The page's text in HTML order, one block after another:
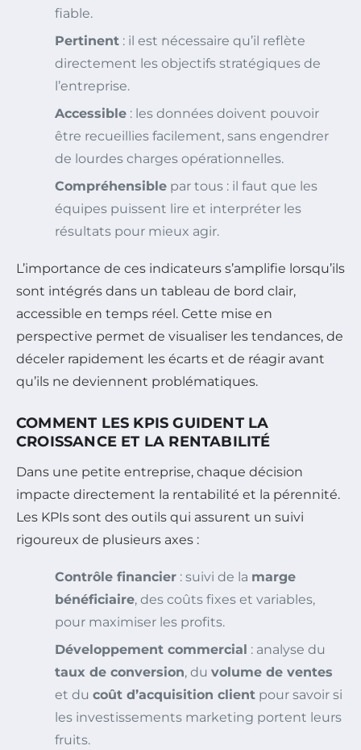
fiable.
Pertinent : il est nécessaire qu’il reflète
directement les objectifs stratégiques de
l’entreprise.
Accessible : les données doivent pouvoir
être recueillies facilement, sans engendrer
de lourdes charges opérationnelles.
Compréhensible par tous : il faut que les
équipes puissent lire et interpréter les
résultats pour mieux agir.
L’importance de ces indicateurs s’amplifie lorsqu’ils
sont intégrés dans un tableau de bord clair,
accessible en temps réel. Cette mise en
perspective permet de visualiser les tendances, de
déceler rapidement les écarts et de réagir avant
qu’ils ne deviennent problématiques.
COMMENT LES KPIS GUIDENT LA
CROISSANCE ET LA RENTABILITÉ
Dans une petite entreprise, chaque décision
impacte directement la rentabilité et la pérennité.
Les KPIs sont des outils qui assurent un suivi
rigoureux de plusieurs axes :
Contrôle financier : suivi de la marge
bénéficiaire, des coûts fixes et variables,
pour maximiser les profits.
Développement commercial : analyse du
taux de conversion, du volume de ventes
et du coût d’acquisition client pour savoir si
les investissements marketing portent leurs
fruits.